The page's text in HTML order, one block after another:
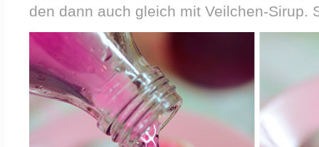
den dann auch gleich mit Veilchen-Sirup.